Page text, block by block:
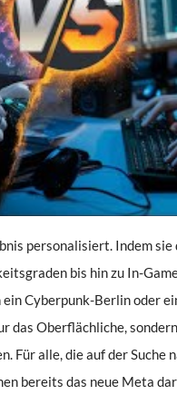
personalisiert. Indem
bis hin zu In-
ein Cyberpunk-Berlin oder
das Oberflächliche,
alle, die auf der Suche
bereits das neue Meta